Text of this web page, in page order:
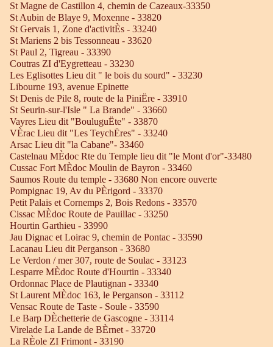
St Magne de Castillon 4, chemin de Cazeaux-33350
St Aubin de Blaye 9, Moxenne - 33820
St Gervais 1, Zone d'activitÈs - 33240
St Mariens 2 bis Tessonneau - 33620
St Paul 2, Tigreau - 33390
Coutras ZI d'Eygretteau - 33230
Les Eglisottes Lieu dit " le bois du sourd" - 33230
Libourne 193, avenue Epinette
St Denis de Pile 8, route de la PiniËre - 33910
St Seurin-sur-l'Isle " La Brande" - 33660
Vayres Lieu dit "BouluguËte" - 33870
VÈrac Lieu dit "Les TeychËres" - 33240
Arsac Lieu dit "la Cabane"- 33460
Castelnau MÈdoc Rte du Temple lieu dit "le Mont d'or"-33480
Cussac Fort MÈdoc Moulin de Bayron - 33460
Saumos Route du temple - 33680 Non encore ouverte
Pompignac 19, Av du PÈrigord - 33370
Petit Palais et Cornemps 2, Bois Redons - 33570
Cissac MÈdoc Route de Pauillac - 33250
Hourtin Garthieu - 33990
Jau Dignac et Loirac 9, chemin de Pontac - 33590
Lacanau Lieu dit Perganson - 33680
Le Verdon / mer 307, route de Soulac - 33123
Lesparre MÈdoc Route d'Hourtin - 33340
Ordonnac Place de Plautignan - 33340
St Laurent MÈdoc 163, le Perganson - 33112
Vensac Route de Taste - Soule - 33590
Le Barp DÈchetterie de Gascogne - 33114
Virelade La Lande de BÈrnet - 33720
La RÈole ZI Frimont - 33190